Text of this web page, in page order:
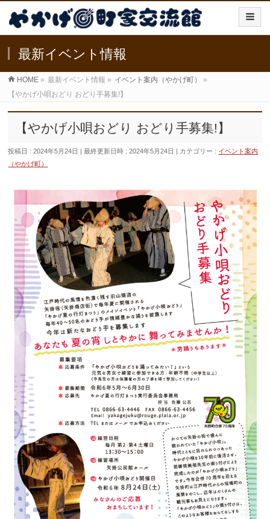
最新イベント情報
HOME » 最新イベント情報 » イベント案内（やかげ町）
»
【やかげ小唄おどり おどり手募集!】
【やかげ小唄おどり おどり手募集!】
投稿日 : 2024年5月24日 最終更新日時 : 2024年5月24日 カテゴリー : イベント案内
（やかげ町）